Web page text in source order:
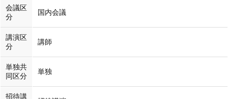
会議区
分
国内会議
講演区
分
講師
単独共
同区分
単独
招待講